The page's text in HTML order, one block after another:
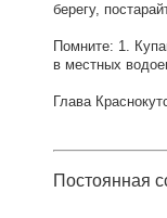
берегу,
Помните: 1.
в местных
Глава
Постоянная